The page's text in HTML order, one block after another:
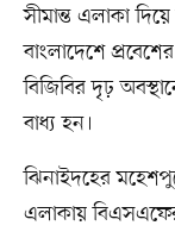
সীমান্ত এলাকা
বাংলাদেশে
বিজিবির দৃঢ়
বাধ্য হন।
ঝিনাইদহের
এলাকায়